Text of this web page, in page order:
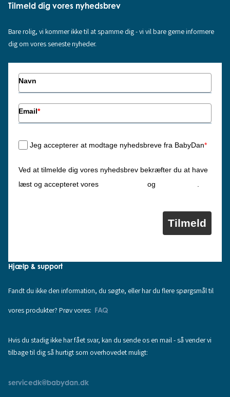
Tilmeld dig vores nyhedsbrev
Bare rolig, vi kommer ikke til at spamme dig - vi vil bare gerne informere
dig om vores seneste nyheder.
Navn
Email*
Jeg accepterer at modtage nyhedsbreve fra BabyDan*
Ved at tilmelde dig vores nyhedsbrev bekræfter du at have
læst og accepteret vores
og
Tilmeld
Hjælp & support
Fandt du ikke den information, du søgte, eller har du flere spørgsmål til
vores produkter? Prøv vores: FAQ
Hvis du stadig ikke har fået svar, kan du sende os en mail - så vender vi
tilbage til dig så hurtigt som overhovedet muligt:
servicedk@babydan.dk